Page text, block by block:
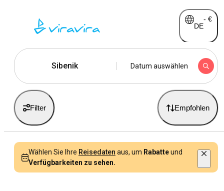
DE
- €
Sibenik Datum auswählen
Filter Empfohlen
Wählen Sie Ihre Reisedaten aus, um Rabatteund
Verfügbarkeiten zu sehen.